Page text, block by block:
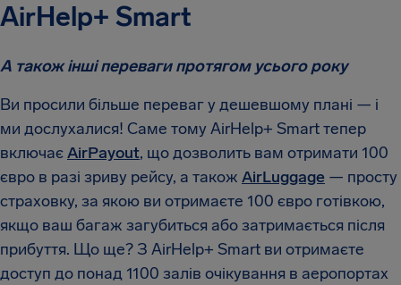
AirHelp+ Smart
А також інші переваги протягом усього року
Ви просили більше переваг у дешевшому плані — і
ми дослухалися! Саме тому AirHelp+ Smart тепер
включаєAirPayout, що дозволить вам отримати 100
євро в разі зриву рейсу, а також AirLuggage — просту
страховку, за якою ви отримаєте 100 євро готівкою,
якщо ваш багаж загубиться або затримається після
прибуття. Що ще? З AirHelp+ Smart ви отримаєте
доступ до понад 1100 залів очікування в аеропортах